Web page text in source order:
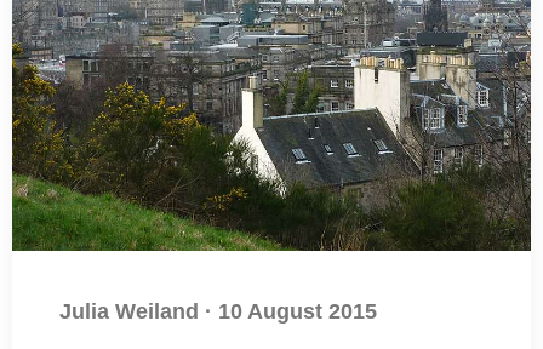
Julia Weiland · 10 August 2015